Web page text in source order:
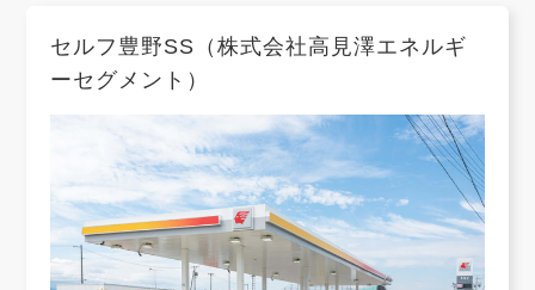
セルフ豊野SS（株式会社高見澤エネルギ
ーセグメント）